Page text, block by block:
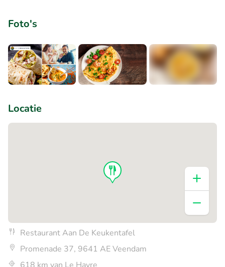
Foto's
Locatie
Restaurant Aan De Keukentafel
Promenade 37, 9641 AE Veendam